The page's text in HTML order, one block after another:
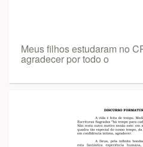
Meus filhos estudaram no
agradecer por todo o